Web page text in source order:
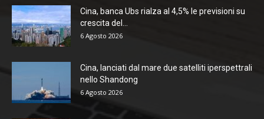
Cina, banca Ubs rialza al 4,5% le previsioni su
crescita del...
6 Agosto 2026
Cina, lanciati dal mare due satelliti iperspettrali
nello Shandong
6 Agosto 2026